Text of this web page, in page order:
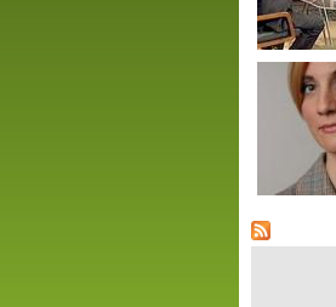
Pages